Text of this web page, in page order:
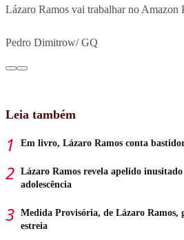
Lázaro Ramos vai trabalhar no Amazon
Pedro Dimitrow/ GQ
Leia também
Em livro, Lázaro Ramos conta
Lázaro Ramos revela apelido
adolescência
Medida Provisória, de Lázaro Ramos,
estreia